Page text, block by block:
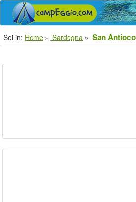
Sei in: Home Sardegna San Antioco